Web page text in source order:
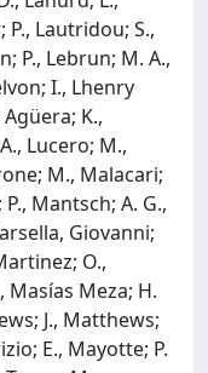
P., Lautridou; S.,
P., Lebrun; M. A.,
I., Lhenry
K.,
Lucero; M.,
M., Malacari;
Mantsch; A. G.,
Giovanni;
O.,
Masías Meza; H.
J., Matthews;
E., Mayotte; P.